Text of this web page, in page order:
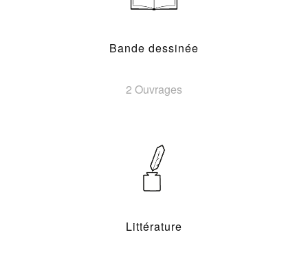
Bande dessinée
2 Ouvrages
Littérature